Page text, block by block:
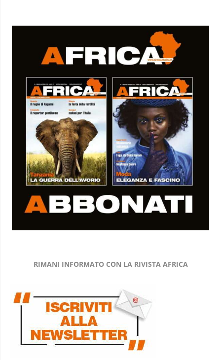
RIMANI INFORMATO CON LA RIVISTA AFRICA